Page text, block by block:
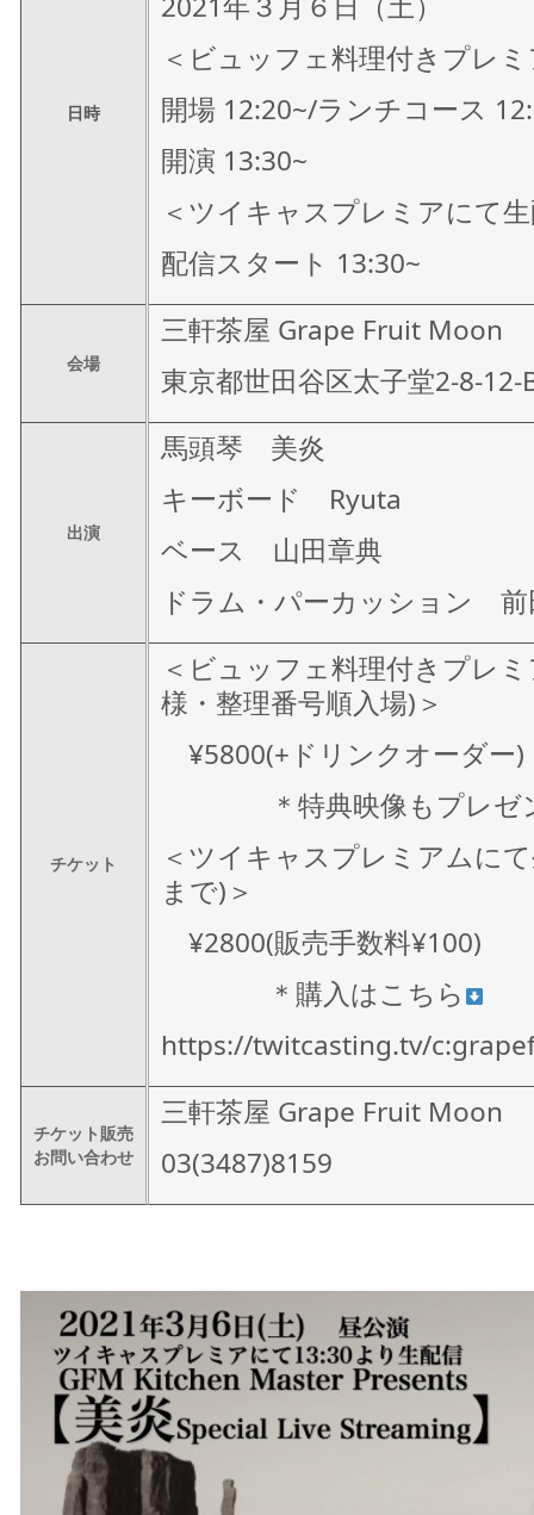
日時
＜ビュッフェ料理付きプレ
開場 12:20~/ランチコース
開演 13:30~
＜ツイキャスプレミアにて
配信スタート 13:30~
会場
三軒茶屋 Grape Fruit Moon
東京都世田谷区太子堂2-8-12-
出演
馬頭琴 美炎
キーボード Ryuta
ベース 山田章典
ドラム・パーカッション 前
チケット
＜ビュッフェ料理付きプレ
様・整理番号順入場)＞
¥5800(+ドリンクオーダー)
＊特典映像もプレゼ
＜ツイキャスプレミアムに
まで)＞
¥2800(販売手数料¥100)
＊購入はこちら
https://twitcasting.tv/
チケット販売
お問い合わせ
三軒茶屋 Grape Fruit Moon
03(3487)8159